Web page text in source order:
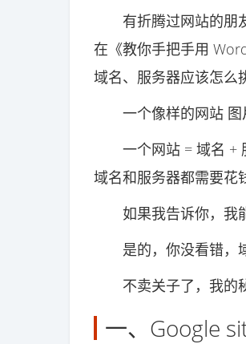
有折腾过网站的朋友
在《教你手把手用
域名、服务器应该怎么
一个像样的网站 图
一个网站 = 域名 +
域名和服务器都需要花
如果我告诉你，我能
是的，你没看错，域
不卖关子了，我的秘
一、Google